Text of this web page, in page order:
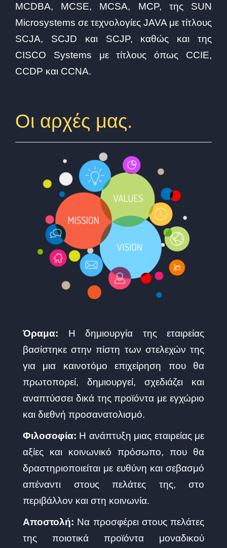
MCDBA, MCSE, MCSA, MCP, της SUN
Microsystems σε τεχνολογίες JAVA με τίτλους
SCJA, SCJD και SCJP, καθώς και της
CISCO Systems με τίτλους όπως CCIE,
CCDP και CCNA.
Οι αρχές μας.
Όραμα: Η δημιουργία της εταιρείας
βασίστηκε στην πίστη των στελεχών της
για μια καινοτόμο επιχείρηση που θα
πρωτοπορεί, δημιουργεί, σχεδιάζει και
αναπτύσσει δικά της προϊόντα με εγχώριο
και διεθνή προσανατολισμό.
Φιλοσοφία: Η ανάπτυξη μιας εταιρείας με
αξίες και κοινωνικό πρόσωπο, που θα
δραστηριοποιείται με ευθύνη και σεβασμό
απέναντι στους πελάτες της, στο
περιβάλλον και στη κοινωνία.
Αποστολή: Να προσφέρει στους πελάτες
της ποιοτικά προϊόντα μοναδικού